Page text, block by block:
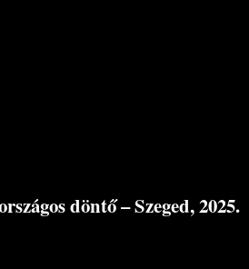
döntő – Szeged, 2025.